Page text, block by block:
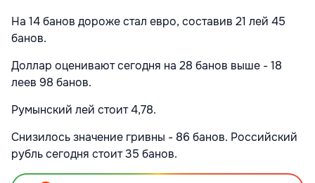
На 14 банов дороже стал евро, составив 21 лей 45
банов.
Доллар оценивают сегодня на 28 банов выше - 18
леев 98 банов.
Румынский лей стоит 4,78.
Снизилось значение гривны - 86 банов. Российский
рубль сегодня стоит 35 банов.